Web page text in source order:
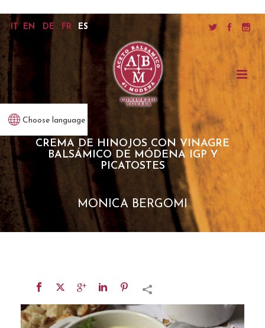
Choose language
CREMA DE HINOJOS CON VINAGRE
BALSÁMICO DE MÓDENA IGP Y
PICATOSTES
MONICA BERGOMI
IT EN DE FR ES